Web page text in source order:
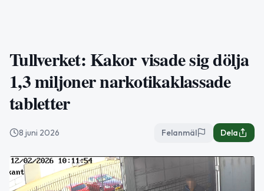
Tullverket: Kakor visade sig dölja
1,3 miljoner narkotikaklassade
tabletter
8 juni 2026 Felanmäl Dela